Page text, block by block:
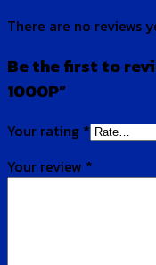
There are no reviews
Be the first to
1000P”
Your rating *
Your review *